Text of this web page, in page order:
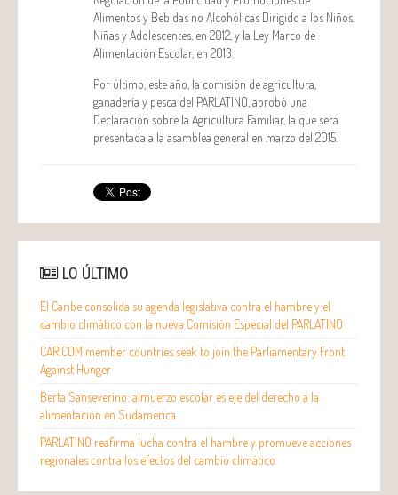
Alimentos y Bebidas no Alcohólicas Dirigido a los Niños,
Niñas y Adolescentes, en 2012, y la Ley Marco de
Alimentación Escolar, en 2013.
Por último, este año, la comisión de agricultura,
ganadería y pesca del PARLATINO, aprobó una
Declaración sobre la Agricultura Familiar, la que será
presentada a la asamblea general en marzo del 2015.
LO ÚLTIMO
El Caribe consolida su agenda legislativa contra el hambre y el
cambio climático con la nueva Comisión Especial del PARLATINO
CARICOM member countries seek to join the Parliamentary Front
Against Hunger
Berta Sanseverino: almuerzo escolar es eje del derecho a la
alimentación en Sudamérica
PARLATINO reafirma lucha contra el hambre y promueve acciones
regionales contra los efectos del cambio climático